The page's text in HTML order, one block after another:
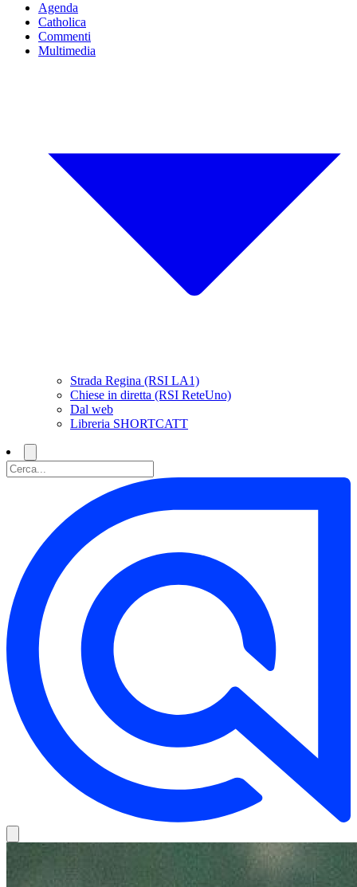
Agenda
Catholica
Commenti
Multimedia
Strada Regina (RSI LA1)
Chiese in diretta (RSI ReteUno)
Dal web
Libreria SHORTCATT